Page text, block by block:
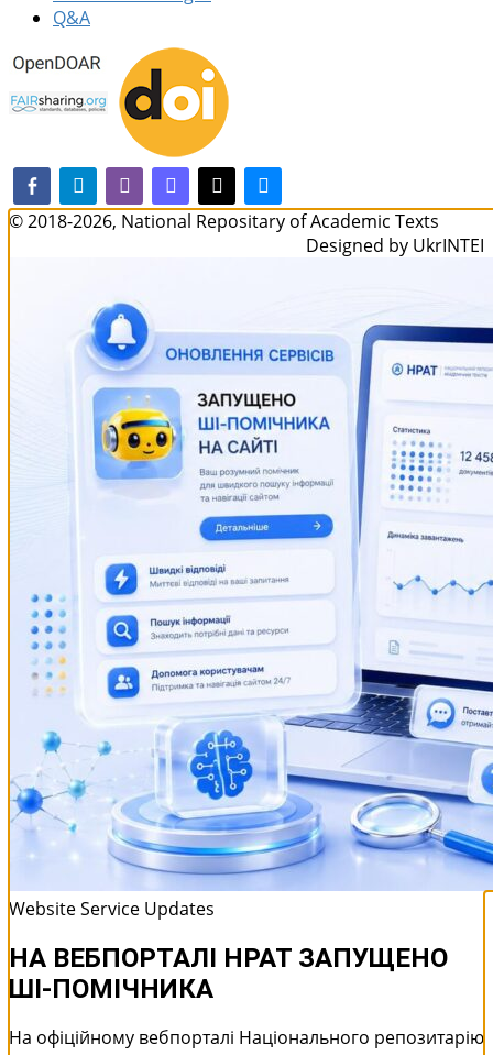
Q&A
facebook-alt
telegramwhatsappmastodon
threadsbluesky
© 2018-2026, National Repositary of Academic Texts
Designed by UkrINTEI
Website Service Updates
НА ВЕБПОРТАЛІ НРАТ ЗАПУЩЕНО
ШІ-ПОМІЧНИКА
На офіційному вебпорталі Національного репозитарію